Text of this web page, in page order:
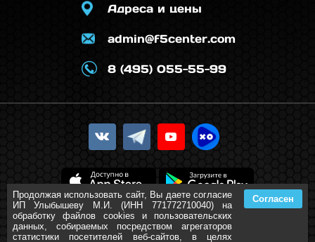
Адреса и цены
admin@f5center.com
8 (495) 055-55-99
Продолжая использовать сайт, Вы даете согласие
ИП Улыбышеву М.И. (ИНН 771772710040) на
обработку файлов cookies и пользовательских
данных, собираемых посредством агрегаторов
статистики посетителей веб-сайтов, в целях
Согласен